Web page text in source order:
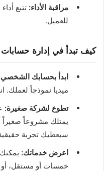
مراقبة الأداء: تتبع
للعميل.
كيف تبدأ في إدارة حسابات
ابدأ بحسابك
ميديا نموذجاً لعملك.
تطوع لشركة صغيرة:
يمتلك مشروعاً
سيعطيك تجربة
اعرض خدماتك:
خمسات أو مستقل،